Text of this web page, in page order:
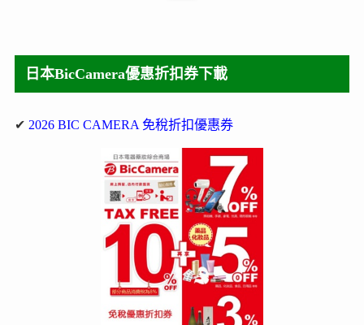
日本BicCamera優惠折扣券下載
✔ 2026 BIC CAMERA 免稅折扣優惠券